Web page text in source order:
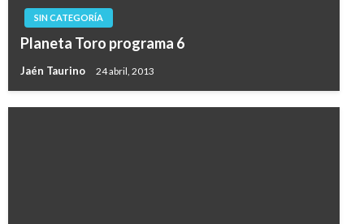
SIN CATEGORÍA
Planeta Toro programa 6
Jaén Taurino 24 abril, 2013